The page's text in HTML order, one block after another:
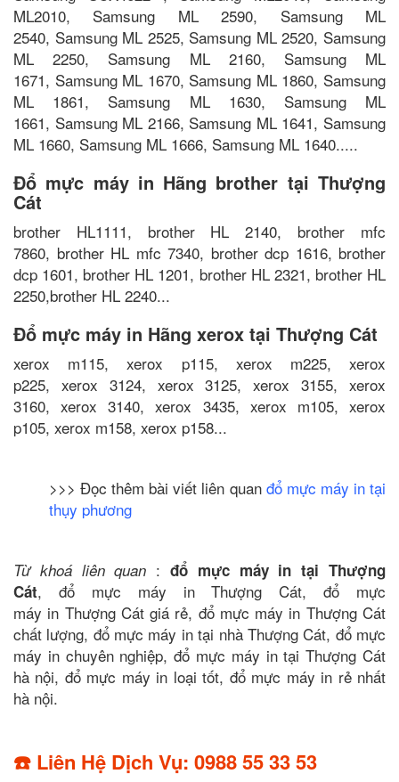
ML2010, Samsung ML 2590, Samsung ML
2540, Samsung ML 2525, Samsung ML 2520, Samsung
ML 2250, Samsung ML 2160, Samsung ML
1671, Samsung ML 1670, Samsung ML 1860, Samsung
ML 1861, Samsung ML 1630, Samsung ML
1661, Samsung ML 2166, Samsung ML 1641, Samsung
ML 1660, Samsung ML 1666, Samsung ML 1640.....
Đổ mực máy in Hãng brother tại Thượng
Cát
brother HL1111, brother HL 2140, brother mfc
7860, brother HL mfc 7340, brother dcp 1616, brother
dcp 1601, brother HL 1201, brother HL 2321, brother HL
2250,brother HL 2240...
Đổ mực máy in Hãng xerox tại Thượng Cát
xerox m115, xerox p115, xerox m225, xerox
p225, xerox 3124, xerox 3125, xerox 3155, xerox
3160, xerox 3140, xerox 3435, xerox m105, xerox
p105, xerox m158, xerox p158...
>>> Đọc thêm bài viết liên quan đổ mực máy in tại
thụy phương
Từ khoá liên quan : đổ mực máy in tại Thượng
Cát, đổ mực máy in Thượng Cát, đổ mực
máy in Thượng Cát giá rẻ, đổ mực máy in Thượng Cát
chất lượng, đổ mực máy in tại nhà Thượng Cát, đổ mực
máy in chuyên nghiệp, đổ mực máy in tại Thượng Cát
hà nội, đổ mực máy in loại tốt, đổ mực máy in rẻ nhất
hà nội.
☎️ Liên Hệ Dịch Vụ: 0988 55 33 53